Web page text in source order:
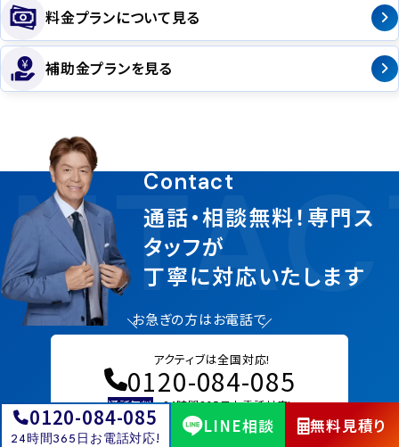
0120-084-085
24時間365日お電話対応!
LINE相談 無料見積り
料金プランについて見る
補助金プランを見る
Contact
通話・相談無料！専門ス
タッフが
丁寧に対応いたします
お急ぎの方はお電話で
アクティブは全国対応!
0120-084-085
通話無料 24時間365日お電話対応!